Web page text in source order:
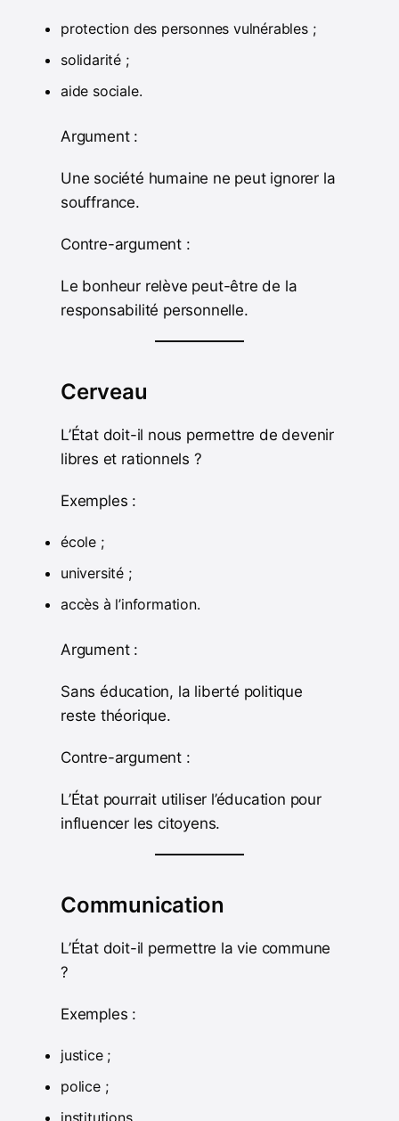
protection des personnes vulnérables ;
solidarité ;
aide sociale.
Argument :
Une société humaine ne peut ignorer la
souffrance.
Contre-argument :
Le bonheur relève peut-être de la
responsabilité personnelle.
Cerveau
L’État doit-il nous permettre de devenir
libres et rationnels ?
Exemples :
école ;
université ;
accès à l’information.
Argument :
Sans éducation, la liberté politique
reste théorique.
Contre-argument :
L’État pourrait utiliser l’éducation pour
influencer les citoyens.
Communication
L’État doit-il permettre la vie commune
?
Exemples :
justice ;
police ;